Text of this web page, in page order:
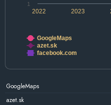
2022 2023
1
GoogleMaps
azet.sk
facebook.com
GoogleMaps
azet.sk